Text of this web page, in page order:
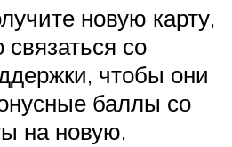
новую карту,
со
чтобы они
баллы со
на новую.